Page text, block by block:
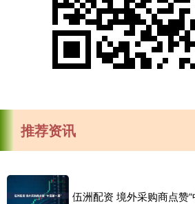
推荐资讯
伍洲配资 境外采购商点赞